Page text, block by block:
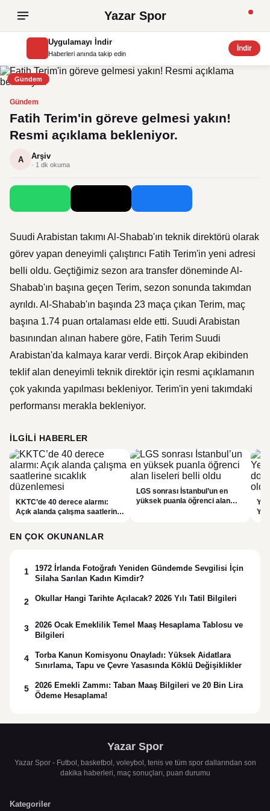
Yazar Spor
Uygulamayı İndir
Haberleri anında takip edin
İndir
Gündem
Gündem
Fatih Terim'in göreve gelmesi yakın!
Resmi açıklama bekleniyor.
A Arşiv
· 1 dk okuma
Suudi Arabistan takımı Al-Shabab'ın teknik direktörü olarak
görev yapan deneyimli çalıştırıcı Fatih Terim'in yeni adresi
belli oldu. Geçtiğimiz sezon ara transfer döneminde Al-
Shabab'ın başına geçen Terim, sezon sonunda takımdan
ayrıldı. Al-Shabab'ın başında 23 maça çıkan Terim, maç
başına 1.74 puan ortalaması elde etti. Suudi Arabistan
basınından alınan habere göre, Fatih Terim Suudi
Arabistan'da kalmaya karar verdi. Birçok Arap ekibinden
teklif alan deneyimli teknik direktör için resmi açıklamanın
çok yakında yapılması bekleniyor. Terim'in yeni takımdaki
performansı merakla bekleniyor.
İLGILI HABERLER
KKTC’de 40 derece alarmı:
Açık alanda çalışma saatlerine
LGS sonrası İstanbul’un en
yüksek puanla öğrenci alan
EN ÇOK OKUNANLAR
1
1972 İrlanda Fotoğrafı Yeniden Gündemde Sevgilisi İçin
Silaha Sarılan Kadın Kimdir?
2 Okullar Hangi Tarihte Açılacak? 2026 Yılı Tatil Bilgileri
3
2026 Ocak Emeklilik Temel Maaş Hesaplama Tablosu ve
Bilgileri
4
Torba Kanun Komisyonu Onayladı: Yüksek Aidatlara
Sınırlama, Tapu ve Çevre Yasasında Köklü Değişiklikler
5
2026 Emekli Zammı: Taban Maaş Bilgileri ve 20 Bin Lira
Ödeme Hesaplama!
Yazar Spor
Yazar Spor - Futbol, basketbol, voleybol, tenis ve tüm spor dallarından son
dakika haberleri, maç sonuçları, puan durumu
Kategoriler